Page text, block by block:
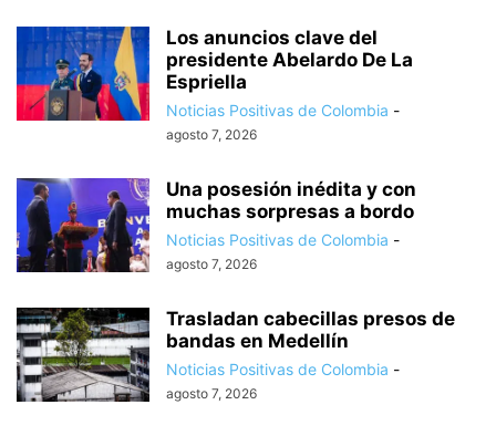
Los anuncios clave del
presidente Abelardo De La
Espriella
Noticias Positivas de Colombia -
agosto 7, 2026
Una posesión inédita y con
muchas sorpresas a bordo
Noticias Positivas de Colombia -
agosto 7, 2026
Trasladan cabecillas presos de
bandas en Medellín
Noticias Positivas de Colombia -
agosto 7, 2026